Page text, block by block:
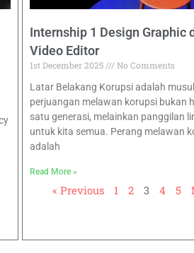
Internship 1 Design Graphic
Video Editor
1st December 2025
No Comments
Latar Belakang Korupsi adalah
perjuangan melawan korupsi bukan
satu generasi, melainkan panggilan
untuk kita semua. Perang melawan
adalah
Read More »
« Previous 1 2 3 4 5